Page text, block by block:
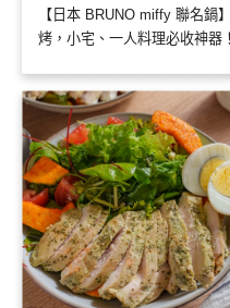
【日本 BRUNO miffy 聯名鍋
烤，小宅、一人料理必收神器！